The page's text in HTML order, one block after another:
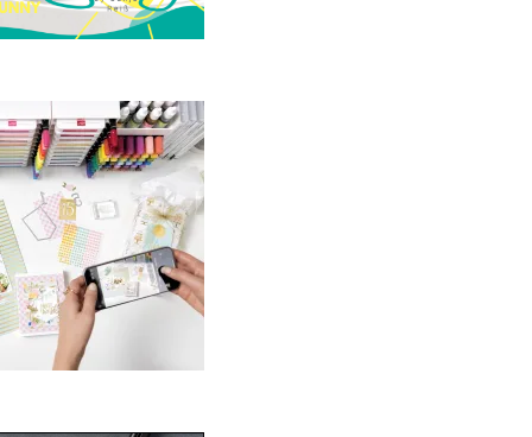
NEU:
Club
Januar 2025